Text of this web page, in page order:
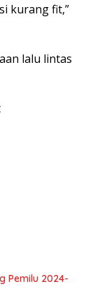
kurang fit,”
lalu lintas
Pemilu 2024-